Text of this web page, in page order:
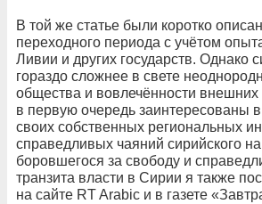
В той же статье были коротко
переходного периода с учётом
Ливии и других государств. Однако
гораздо сложнее в свете
общества и вовлечённости внешних
в первую очередь заинтересованы
своих собственных региональных
справедливых чаяний сирийского
боровшегося за свободу и
транзита власти в Сирии я также
на сайте RT Arabic и в газете